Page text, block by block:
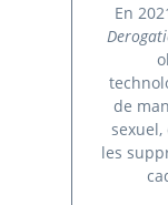
En
de
les